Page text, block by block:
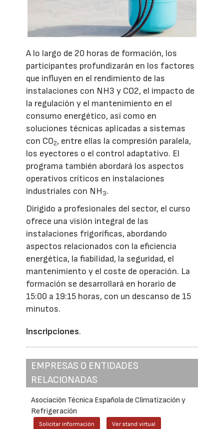
A lo largo de 20 horas de formación, los
participantes profundizarán en los factores
que influyen en el rendimiento de las
instalaciones con NH3 y CO2, el impacto de
la regulación y el mantenimiento en el
consumo energético, así como en
soluciones técnicas aplicadas a sistemas
con CO2, entre ellas la compresión paralela,
los eyectores o el control adaptativo. El
programa también abordará los aspectos
operativos críticos en instalaciones
industriales con NH3.
Dirigido a profesionales del sector, el curso
ofrece una visión integral de las
instalaciones frigoríficas, abordando
aspectos relacionados con la eficiencia
energética, la fiabilidad, la seguridad, el
mantenimiento y el coste de operación. La
formación se desarrollará en horario de
15:00 a 19:15 horas, con un descanso de 15
minutos.
Inscripciones.
EMPRESAS O ENTIDADES
RELACIONADAS
Asociación Técnica Española de Climatización y
Refrigeración
Solicitar información Ver stand virtual